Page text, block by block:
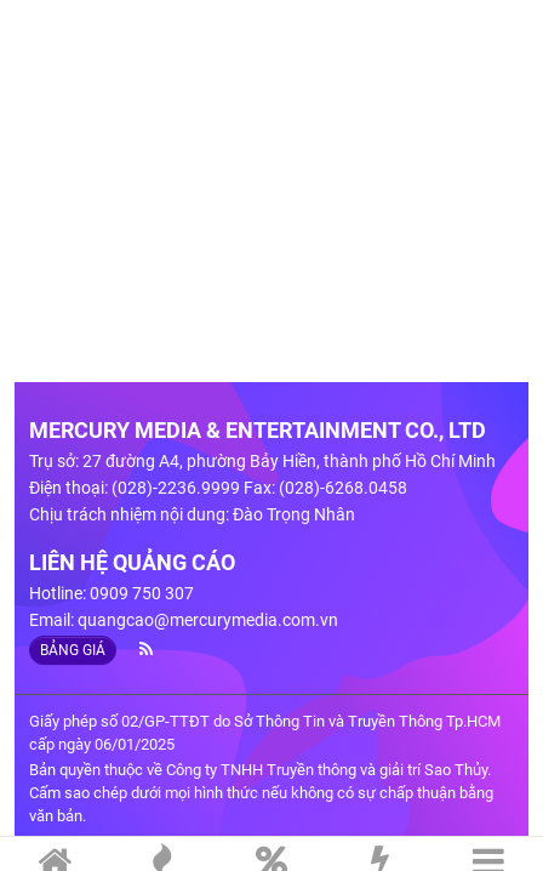
MERCURY MEDIA & ENTERTAINMENT CO., LTD
Trụ sở: 27 đường A4, phường Bảy Hiền, thành phố Hồ Chí Minh
Điện thoại: (028)-2236.9999 Fax: (028)-6268.0458
Chịu trách nhiệm nội dung: Đào Trọng Nhân
LIÊN HỆ QUẢNG CÁO
Hotline: 0909 750 307
Email:quangcao@mercurymedia.com.vn
BẢNG GIÁ
Giấy phép số 02/GP-TTĐT do Sở Thông Tin và Truyền Thông Tp.HCM
cấp ngày 06/01/2025
Bản quyền thuộc về Công ty TNHH Truyền thông và giải trí Sao Thủy.
Cấm sao chép dưới mọi hình thức nếu không có sự chấp thuận bằng
văn bản.